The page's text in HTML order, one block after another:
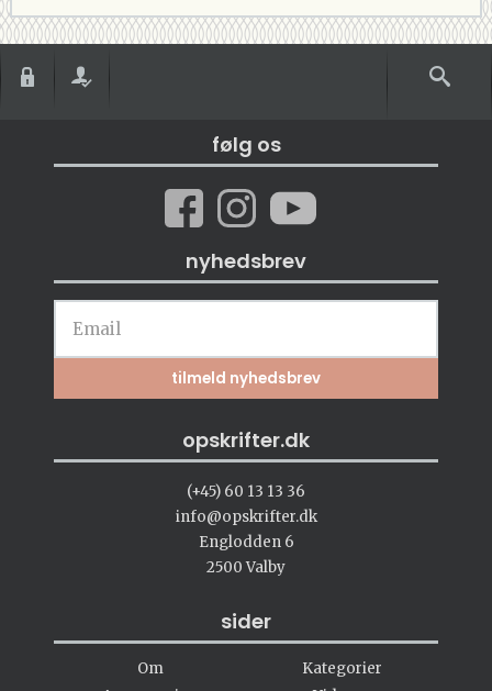
følg os
nyhedsbrev
opskrifter.dk
(+45) 60 13 13 36
info@opskrifter.dk
Englodden 6
2500 Valby
sider
Om
Kategorier